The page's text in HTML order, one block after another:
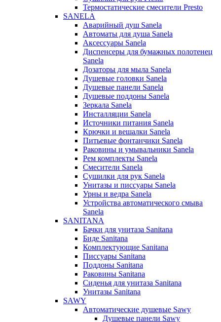
Термостатические смесители Presto
SANELA
Аварийный душ Sanela
Автоматы для душа Sanela
Аксессуары Sanela
Диспенсеры для бумажных полотенец
Sanela
Дозаторы для мыла Sanela
Душевые головки Sanela
Душевые панели Sanela
Душевые поддоны Sanela
Зеркала Sanela
Инсталляции Sanela
Источники питания Sanela
Крючки и вешалки Sanela
Питьевые фонтанчики Sanela
Раковины и умывальники Sanela
Рем комплекты Sanela
Смесители Sanela
Сушилки для рук Sanela
Унитазы и писсуары Sanela
Урны и ведра Sanela
Устройства автоматического смыва
Sanela
SANITANA
Бачки для унитаза Sanitana
Биде Sanitana
Комплектующие Sanitana
Писсуары Sanitana
Поддоны Sanitana
Раковины Sanitana
Сиденья для унитаза Sanitana
Унитазы Sanitana
SAWY
Автоматические душевые Sawy
Душевые панели Sawy